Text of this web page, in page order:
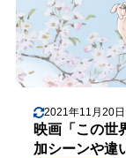
2021年11月20日
映画「この世
加シーンや違